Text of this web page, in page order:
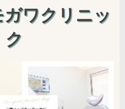
ワクリニッ
ク